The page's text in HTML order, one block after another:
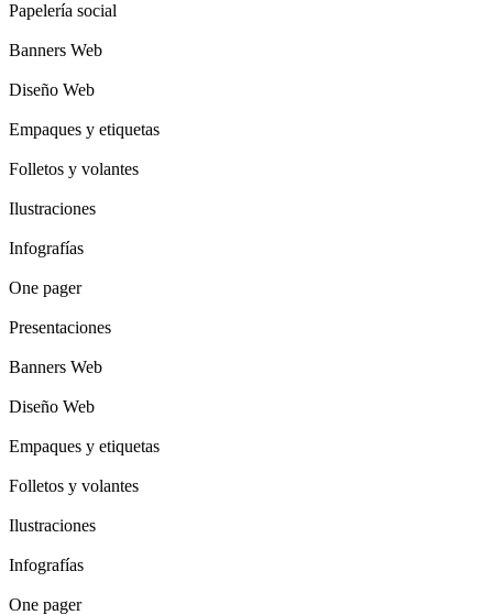
Papelería social
Banners Web
Diseño Web
Empaques y etiquetas
Folletos y volantes
Ilustraciones
Infografías
One pager
Presentaciones
Banners Web
Diseño Web
Empaques y etiquetas
Folletos y volantes
Ilustraciones
Infografías
One pager